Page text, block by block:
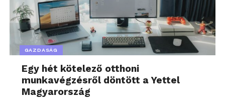
javítani otthonuk
energiahatékonyságát. A
szándék és a cselekvés
között azonban szakadék
tátong. Az otthoni
energiahatékonyság
GAZDASÁG
Egy hét kötelező otthoni
munkavégzésről döntött a Yettel
Magyarország